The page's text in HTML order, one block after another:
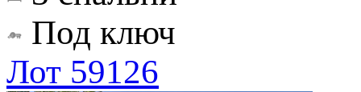
Под ключ
Лот 59126